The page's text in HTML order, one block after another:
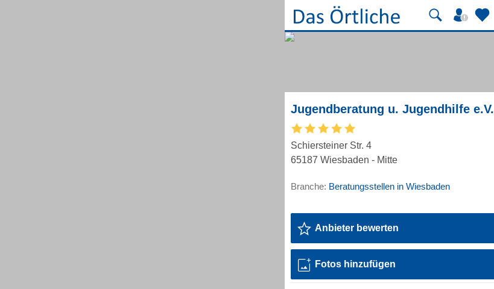
Jugendberatung u. Jugendhilfe e.V.
Schiersteiner Str. 4
65187 Wiesbaden - Mitte
Branche: Beratungsstellen in Wiesbaden
Anbieter bewerten
Fotos hinzufügen